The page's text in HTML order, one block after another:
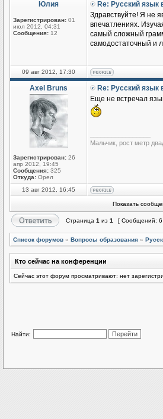
Юлия
Зарегистрирован: 01
июл 2012, 04:31
Сообщения: 12
Re: Русский язык
Здравствуйте! Я не
впечатлениях.
самый сложный
самодостаточный и
09 авг 2012, 17:30
Axel Bruns
Зарегистрирован: 26
апр 2012, 19:45
Сообщения: 325
Откуда: Орел
Re: Русский язык
Еще не встречал
Мальчик, рост метр
13 авг 2012, 16:45
Показать
Страница 1 из 1 [ Сообщений: 6
Список форумов » Вопросы образования »
Кто сейчас на конференции
Сейчас этот форум просматривают: нет
Найти: